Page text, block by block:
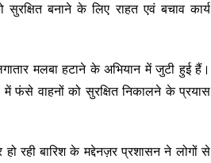
बनाने के लिए राहत एवं बचाव कार्य
मलबा हटाने के अभियान में जुटी हुई हैं।
फंसे वाहनों को सुरक्षित निकालने के प्रयास
रही बारिश के मद्देनज़र प्रशासन ने लोगों से